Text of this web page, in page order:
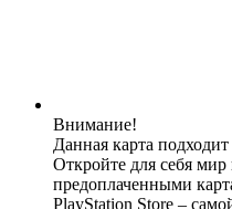
Внимание!
Данная карта
Откройте для себя
предоплаченными
PlayStation Store –